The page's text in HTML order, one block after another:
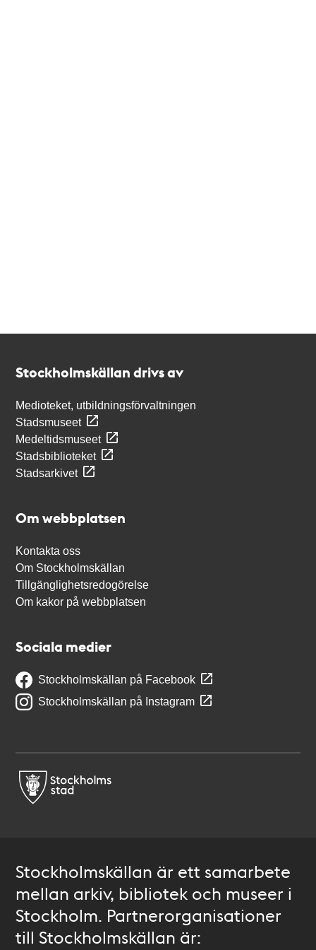
Stockholmskällan drivs av
Medioteket, utbildningsförvaltningen
Stadsmuseet
Medeltidsmuseet
Stadsbiblioteket
Stadsarkivet
Om webbplatsen
Kontakta oss
Om Stockholmskällan
Tillgänglighetsredogörelse
Om kakor på webbplatsen
Sociala medier
Stockholmskällan på Facebook
Stockholmskällan på Instagram
Stockholmskällan är ett samarbete
mellan arkiv, bibliotek och museer i
Stockholm. Partnerorganisationer
till Stockholmskällan är: